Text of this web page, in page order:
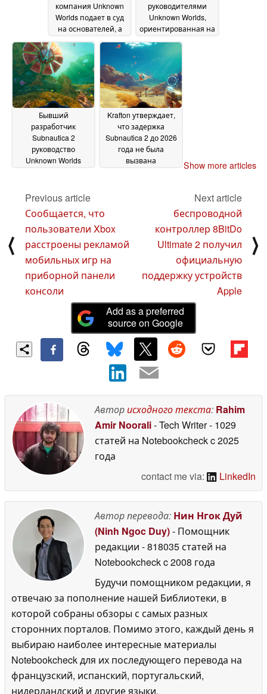
компания Unknown
Worlds подает в суд
на основателей, а
судебная сага о
Krafton продолжается
22 August 2025
руководителями
Unknown Worlds,
ориентированная на
Subnautica 2,
усиливается
2025
Бывший
разработчик
Subnautica 2
руководство
Unknown Worlds
July 2025
Krafton утверждает,
что задержка
Subnautica 2 до 2026
года не была
вызвана
Show more articles
⟨
Previous article
Сообщается, что
пользователи Xbox
расстроены рекламой
мобильных игр на
приборной панели
консоли
Next article
беспроводной
контроллер 8BitDo
Ultimate 2 получил
официальную
поддержку устройств
Apple
⟩
Add as a preferred
source on Google
Авторисходного текста: Rahim
Amir Noorali- Tech Writer- 1029
статей на Notebookcheckc 2025
года
contact me via:
LinkedIn
Автор перевода: Нин Нгок Дуй
(Ninh Ngoc Duy)- Помощник
редакции - 818035 статей на
Notebookcheckc 2008 года
Будучи помощником редакции, я
отвечаю за пополнение нашей Библиотеки, в
которой собраны обзоры с самых разных
сторонних порталов. Помимо этого, каждый день я
выбираю наиболее интересные материалы
Notebookcheck для их последующего перевода на
французский, испанский, португальский,
нидерландский и другие языки.